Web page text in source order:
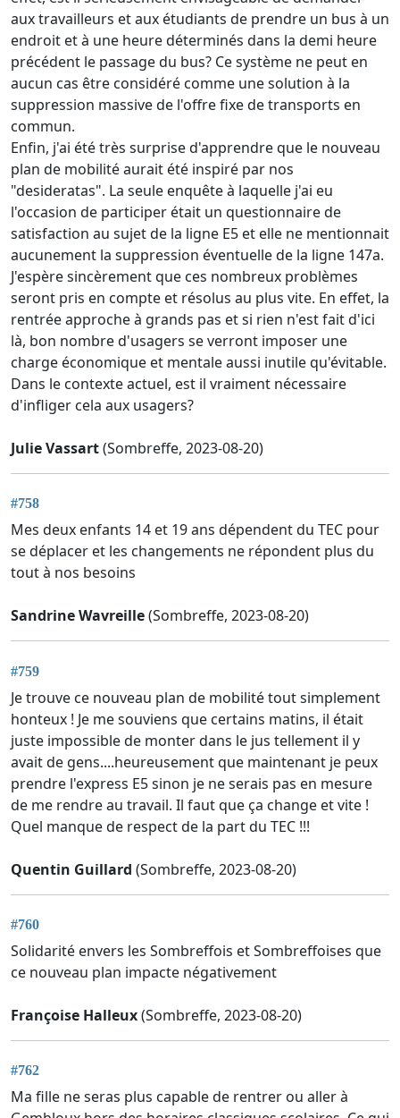
aux travailleurs et aux étudiants de prendre un bus à un
endroit et à une heure déterminés dans la demi heure
précédent le passage du bus? Ce système ne peut en
aucun cas être considéré comme une solution à la
suppression massive de l'offre fixe de transports en
commun.
Enfin, j'ai été très surprise d'apprendre que le nouveau
plan de mobilité aurait été inspiré par nos
"desideratas". La seule enquête à laquelle j'ai eu
l'occasion de participer était un questionnaire de
satisfaction au sujet de la ligne E5 et elle ne mentionnait
aucunement la suppression éventuelle de la ligne 147a.
J'espère sincèrement que ces nombreux problèmes
seront pris en compte et résolus au plus vite. En effet, la
rentrée approche à grands pas et si rien n'est fait d'ici
là, bon nombre d'usagers se verront imposer une
charge économique et mentale aussi inutile qu'évitable.
Dans le contexte actuel, est il vraiment nécessaire
d'infliger cela aux usagers?
Julie Vassart(Sombreffe, 2023-08-20)
#758
Mes deux enfants 14 et 19 ans dépendent du TEC pour
se déplacer et les changements ne répondent plus du
tout à nos besoins
Sandrine Wavreille(Sombreffe, 2023-08-20)
#759
Je trouve ce nouveau plan de mobilité tout simplement
honteux ! Je me souviens que certains matins, il était
juste impossible de monter dans le jus tellement il y
avait de gens....heureusement que maintenant je peux
prendre l'express E5 sinon je ne serais pas en mesure
de me rendre au travail. Il faut que ça change et vite !
Quel manque de respect de la part du TEC !!!
Quentin Guillard (Sombreffe, 2023-08-20)
#760
Solidarité envers les Sombreffois et Sombreffoises que
ce nouveau plan impacte négativement
Françoise Halleux(Sombreffe, 2023-08-20)
#762
Ma fille ne seras plus capable de rentrer ou aller à